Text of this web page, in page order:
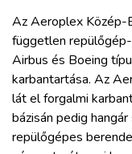
Az Aeroplex Közép-
független
Airbus és Boeing
karbantartása. Az
lát el forgalmi
bázisán pedig
repülőgépes